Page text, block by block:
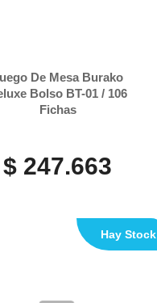
De Mesa Burako
Bolso BT-01 / 106
Fichas
$ 247.663
Hay Stock